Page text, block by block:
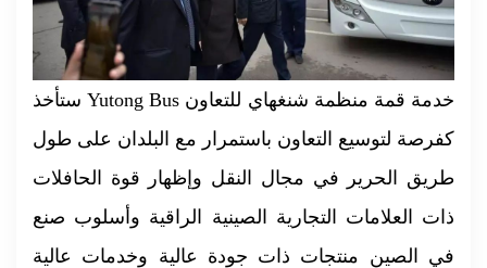
ستأخذ Yutong Bus خدمة قمة منظمة شنغهاي للتعاون
كفرصة لتوسيع التعاون باستمرار مع البلدان على طول
طريق الحرير في مجال النقل وإظهار قوة الحافلات
ذات العلامات التجارية الصينية الراقية وأسلوب صنع
في الصين منتجات ذات جودة عالية وخدمات عالية